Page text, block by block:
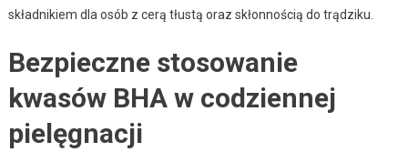
składnikiem dla osób z cerą tłustą oraz skłonnością do trądziku.
Bezpieczne stosowanie
kwasów BHA w codziennej
pielęgnacji